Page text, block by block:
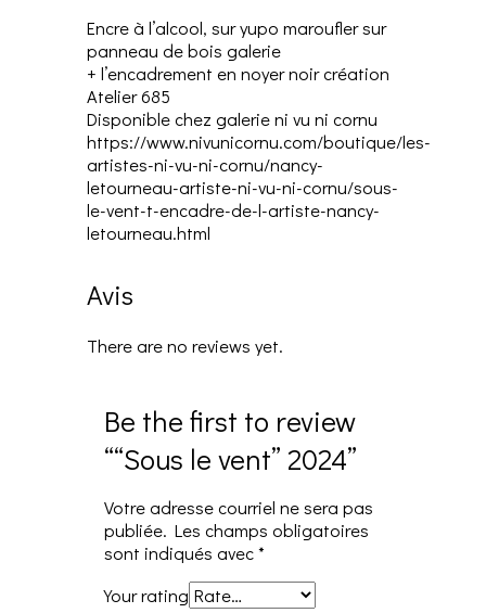
Encre à l’alcool, sur yupo maroufler sur
panneau de bois galerie
+ l’encadrement en noyer noir création
Atelier 685
Disponible chez galerie ni vu ni cornu
https://www.nivunicornu.com/boutique/les-
artistes-ni-vu-ni-cornu/nancy-
letourneau-artiste-ni-vu-ni-cornu/sous-
le-vent-t-encadre-de-l-artiste-nancy-
letourneau.html
Avis
There are no reviews yet.
Be the first to review
““Sous le vent” 2024”
Votre adresse courriel ne sera pas
publiée. Les champs obligatoires
sont indiqués avec*
Your rating